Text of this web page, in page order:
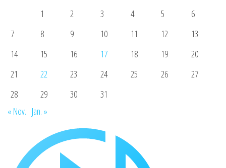
1
2 3 4 5
6
7
8 9 10 11 12
13
14
15 16 17 18 19
20
21
22 23 24 25 26
27
28
29 30
31
« Nov. Jan. »